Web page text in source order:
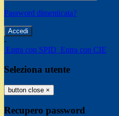
Password dimenticata?
-
Entra con SPID Entra con CIE
Seleziona utente
button close ×
Recupero password